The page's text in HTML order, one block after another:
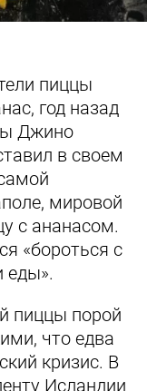
пиццы
год назад
Джино
в своем
мировой
с ананасом.
«бороться с
еды».
пиццы порой
что едва
кризис. В
Исландии